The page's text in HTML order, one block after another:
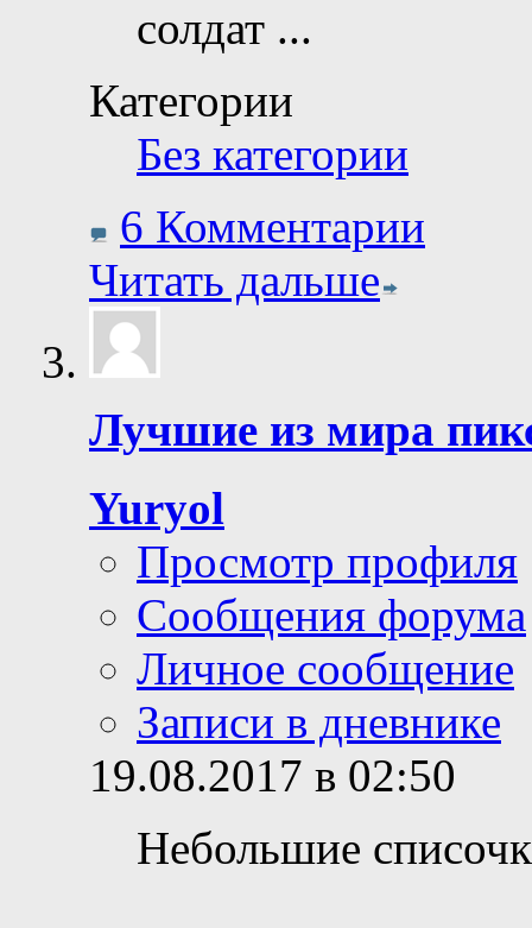
солдат ...
Категории
Без категории
6 Комментарии
Читать дальше
Лучшие из мира
Yuryol
Просмотр профиля
Сообщения форума
Личное сообщение
Записи в дневнике
19.08.2017 в 02:50
Небольшие